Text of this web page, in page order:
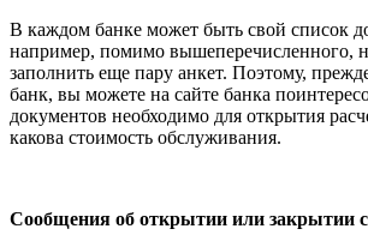
В каждом банке может быть свой список
например, помимо вышеперечисленного,
заполнить еще пару анкет. Поэтому,
банк, вы можете на сайте банка
документов необходимо для открытия
какова стоимость обслуживания.
Сообщения об открытии или закрытии